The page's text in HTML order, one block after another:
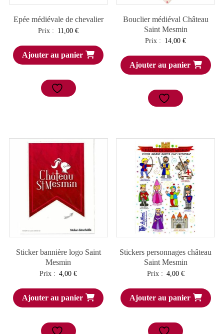
Epée médiévale de chevalier
Prix : 11,00€
Ajouter au panier
Bouclier médiéval Château
Saint Mesmin
Prix : 14,00€
Ajouter au panier
Sticker bannière logo Saint
Mesmin
Prix : 4,00€
Ajouter au panier
Stickers personnages château
Saint Mesmin
Prix : 4,00 €
Ajouter au panier